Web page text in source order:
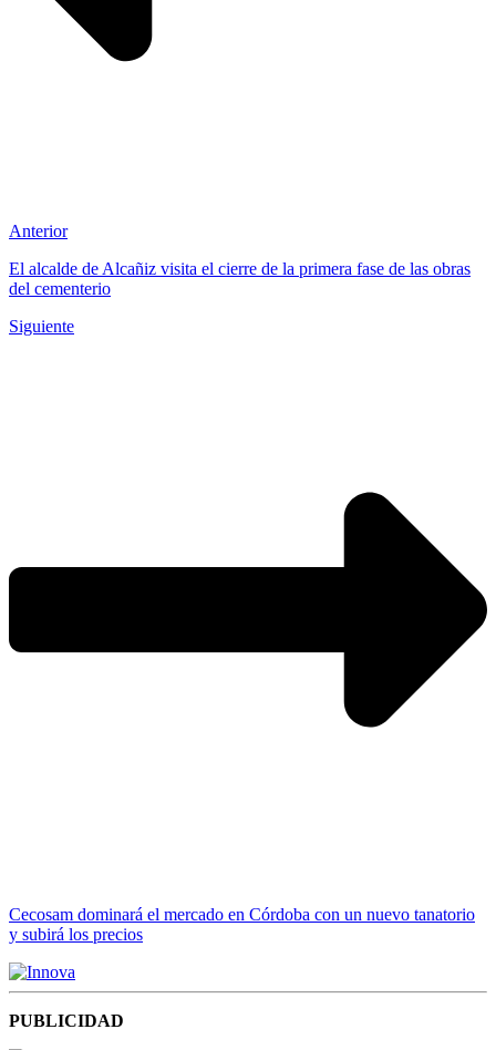
Anterior
El alcalde de Alcañiz visita el cierre de la primera fase de las obras
del cementerio
Siguiente
Cecosam dominará el mercado en Córdoba con un nuevo tanatorio
y subirá los precios
PUBLICIDAD